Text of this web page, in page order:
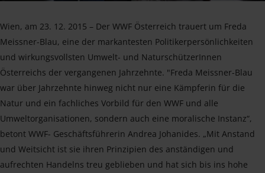
Wien, am 23. 12. 2015 – Der WWF Österreich trauert um Freda
Meissner-Blau, eine der markantesten Politikerpersönlichkeiten
und wirkungsvollsten Umwelt- und NaturschützerInnen
Österreichs der vergangenen Jahrzehnte. "Freda Meissner-Blau
war über Jahrzehnte hinweg nicht nur eine Kämpferin für die
Natur und ein fachliches Vorbild für den WWF und alle
Umweltorganisationen, sondern auch eine moralische Instanz“,
betont WWF- Geschäftsführerin Andrea Johanides. „Mit Anstand
und Weitsicht ist sie ihren Prinzipien des anständigen und
aufrechten Handelns treu geblieben und hat sich bis ins hohe